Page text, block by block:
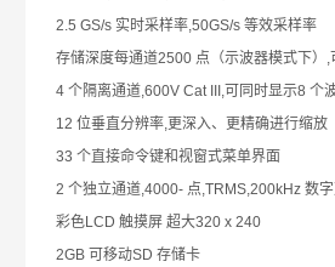
2.5 GS/s 实时采样率,50GS/s 等效采样率
存储深度每通道2500 点（示波器模式下）,
4 个隔离通道,600V Cat III,可同时显示8 个波
12 位垂直分辨率,更深入、更精确进行缩放
33 个直接命令键和视窗式菜单界面
2 个独立通道,4000- 点,TRMS,200kHz 数
彩色LCD 触摸屏 超大320 x 240
2GB 可移动SD 存储卡